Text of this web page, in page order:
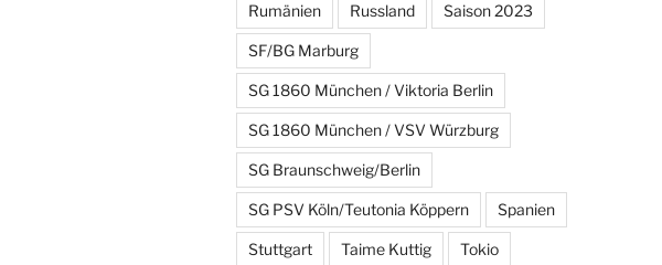
Rumänien Russland Saison 2023
SF/BG Marburg
SG 1860 München / Viktoria Berlin
SG 1860 München / VSV Würzburg
SG Braunschweig/Berlin
SG PSV Köln/Teutonia Köppern Spanien
Stuttgart Taime Kuttig Tokio